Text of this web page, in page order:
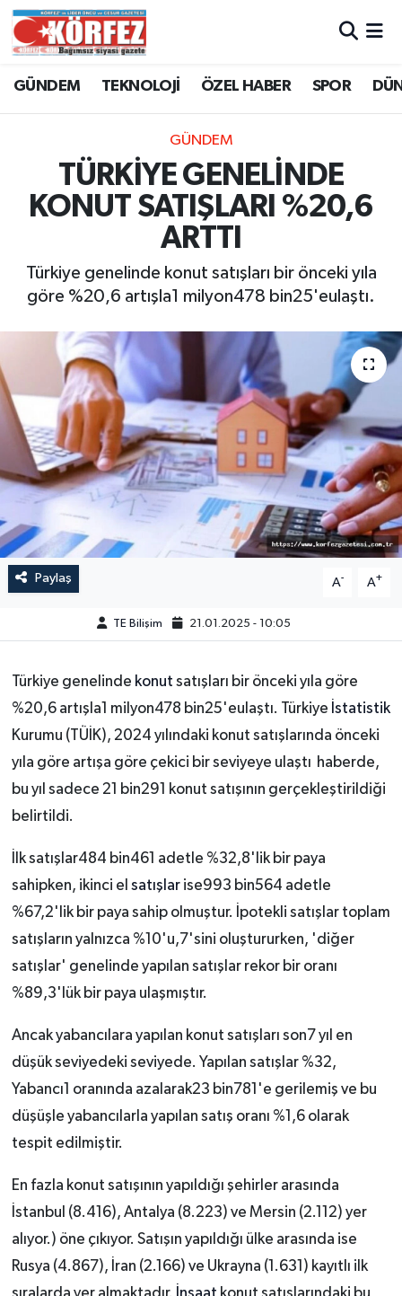
GÜNDEM TEKNOLOJİ ÖZEL HABER SPOR
GÜNDEM
TÜRKİYE GENELİNDE
KONUT SATIŞLARI %20,6
ARTTI
Türkiye genelinde konut satışları bir önceki yıla
göre %20,6 artışla1 milyon478 bin25'eulaştı.
Paylaş A- A+
TE Bilişim 21.01.2025 - 10:05
Türkiye genelinde konut satışları bir önceki yıla göre
%20,6 artışla1 milyon478 bin25'eulaştı. Türkiye İstatistik
Kurumu (TÜİK), 2024 yılındaki konut satışlarında önceki
yıla göre artışa göre çekici bir seviyeye ulaştı haberde,
bu yıl sadece 21 bin291 konut satışının gerçekleştirildiği
belirtildi.
İlk satışlar484 bin461 adetle %32,8'lik bir paya
sahipken, ikinci el satışlar ise993 bin564 adetle
%67,2'lik bir paya sahip olmuştur. İpotekli satışlar toplam
satışların yalnızca %10'u,7'sini oluştururken, 'diğer
satışlar' genelinde yapılan satışlar rekor bir oranı
%89,3'lük bir paya ulaşmıştır.
Ancak yabancılara yapılan konut satışları son7 yıl en
düşük seviyedeki seviyede. Yapılan satışlar %32,
Yabancı1 oranında azalarak23 bin781'e gerilemiş ve bu
düşüşle yabancılarla yapılan satış oranı %1,6 olarak
tespit edilmiştir.
En fazla konut satışının yapıldığı şehirler arasında
İstanbul (8.416), Antalya (8.223) ve Mersin (2.112) yer
alıyor.) öne çıkıyor. Satışın yapıldığı ülke arasında ise
Rusya (4.867), İran (2.166) ve Ukrayna (1.631) kayıtlı ilk
Trafik Durumu
Süper Lig Puan Durumu ve Fikstür
Tüm Manşetler
Son Dakika Haberleri
Haber Arşivi